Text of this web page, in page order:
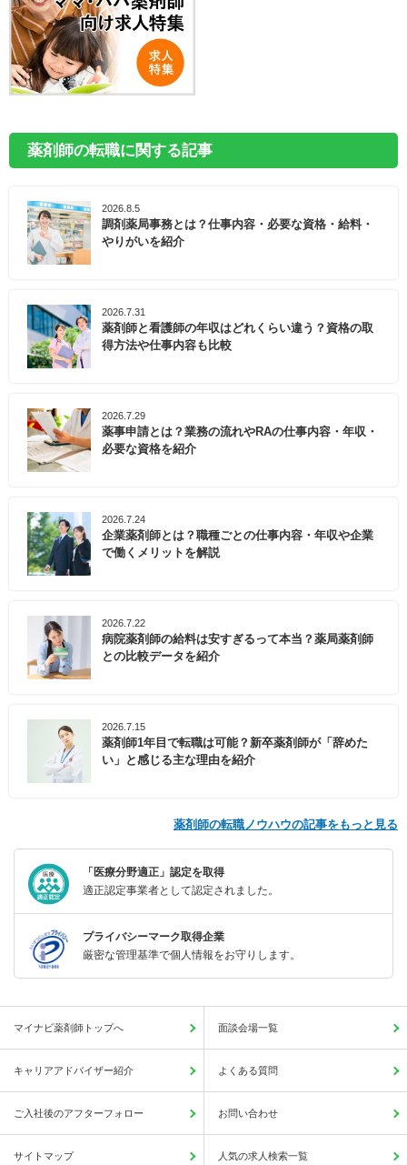
薬剤師の転職に関する記事
2026.8.5
調剤薬局事務とは？仕事内容・必要な資格・給料・
やりがいを紹介
2026.7.31
薬剤師と看護師の年収はどれくらい違う？資格の取
得方法や仕事内容も比較
2026.7.29
薬事申請とは？業務の流れやRAの仕事内容・年収・
必要な資格を紹介
2026.7.24
企業薬剤師とは？職種ごとの仕事内容・年収や企業
で働くメリットを解説
2026.7.22
病院薬剤師の給料は安すぎるって本当？薬局薬剤師
との比較データを紹介
2026.7.15
薬剤師1年目で転職は可能？新卒薬剤師が「辞めた
い」と感じる主な理由を紹介
薬剤師の転職ノウハウの記事をもっと見る
「医療分野適正」認定を取得
適正認定事業者として認定されました。
プライバシーマーク取得企業
厳密な管理基準で個人情報をお守りします。
マイナビ薬剤師トップへ 面談会場一覧
キャリアアドバイザー紹介 よくある質問
ご入社後のアフターフォロー お問い合わせ
サイトマップ 人気の求人検索一覧